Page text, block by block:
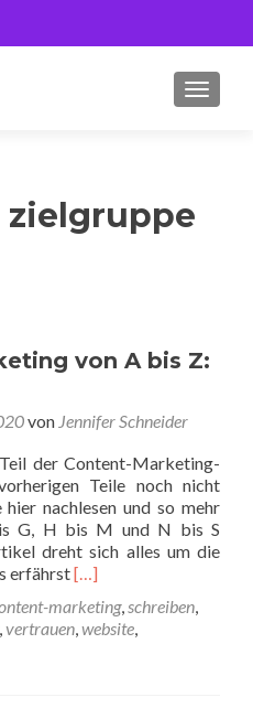
zielgruppe
von A bis Z:
von Jennifer Schneider
der Content-Marketing-
Teile noch nicht
nachlesen und so mehr
G, H bis M und N bis S
dreht sich alles um die
erfährstRead more about Das
[…]
marketing,schreiben,
,vertrauen,website,